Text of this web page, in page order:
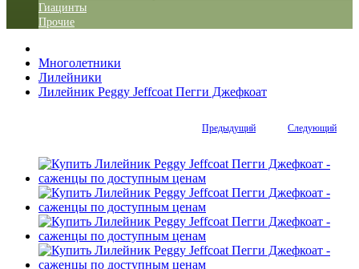
Гиацинты
Прочие
Многолетники
Лилейники
Лилейник Peggy Jeffcoat Пегги Джефкоат
Предыдущий Следующий